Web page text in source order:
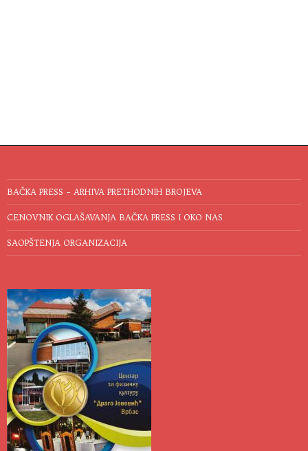
BAČKA PRESS – ARHIVA PRETHODNIH BROJEVA
CENOVNIK OGLAŠAVANJA BAČKA PRESS I OKO NAS
SAOPŠTENJA ORGANIZACIJA